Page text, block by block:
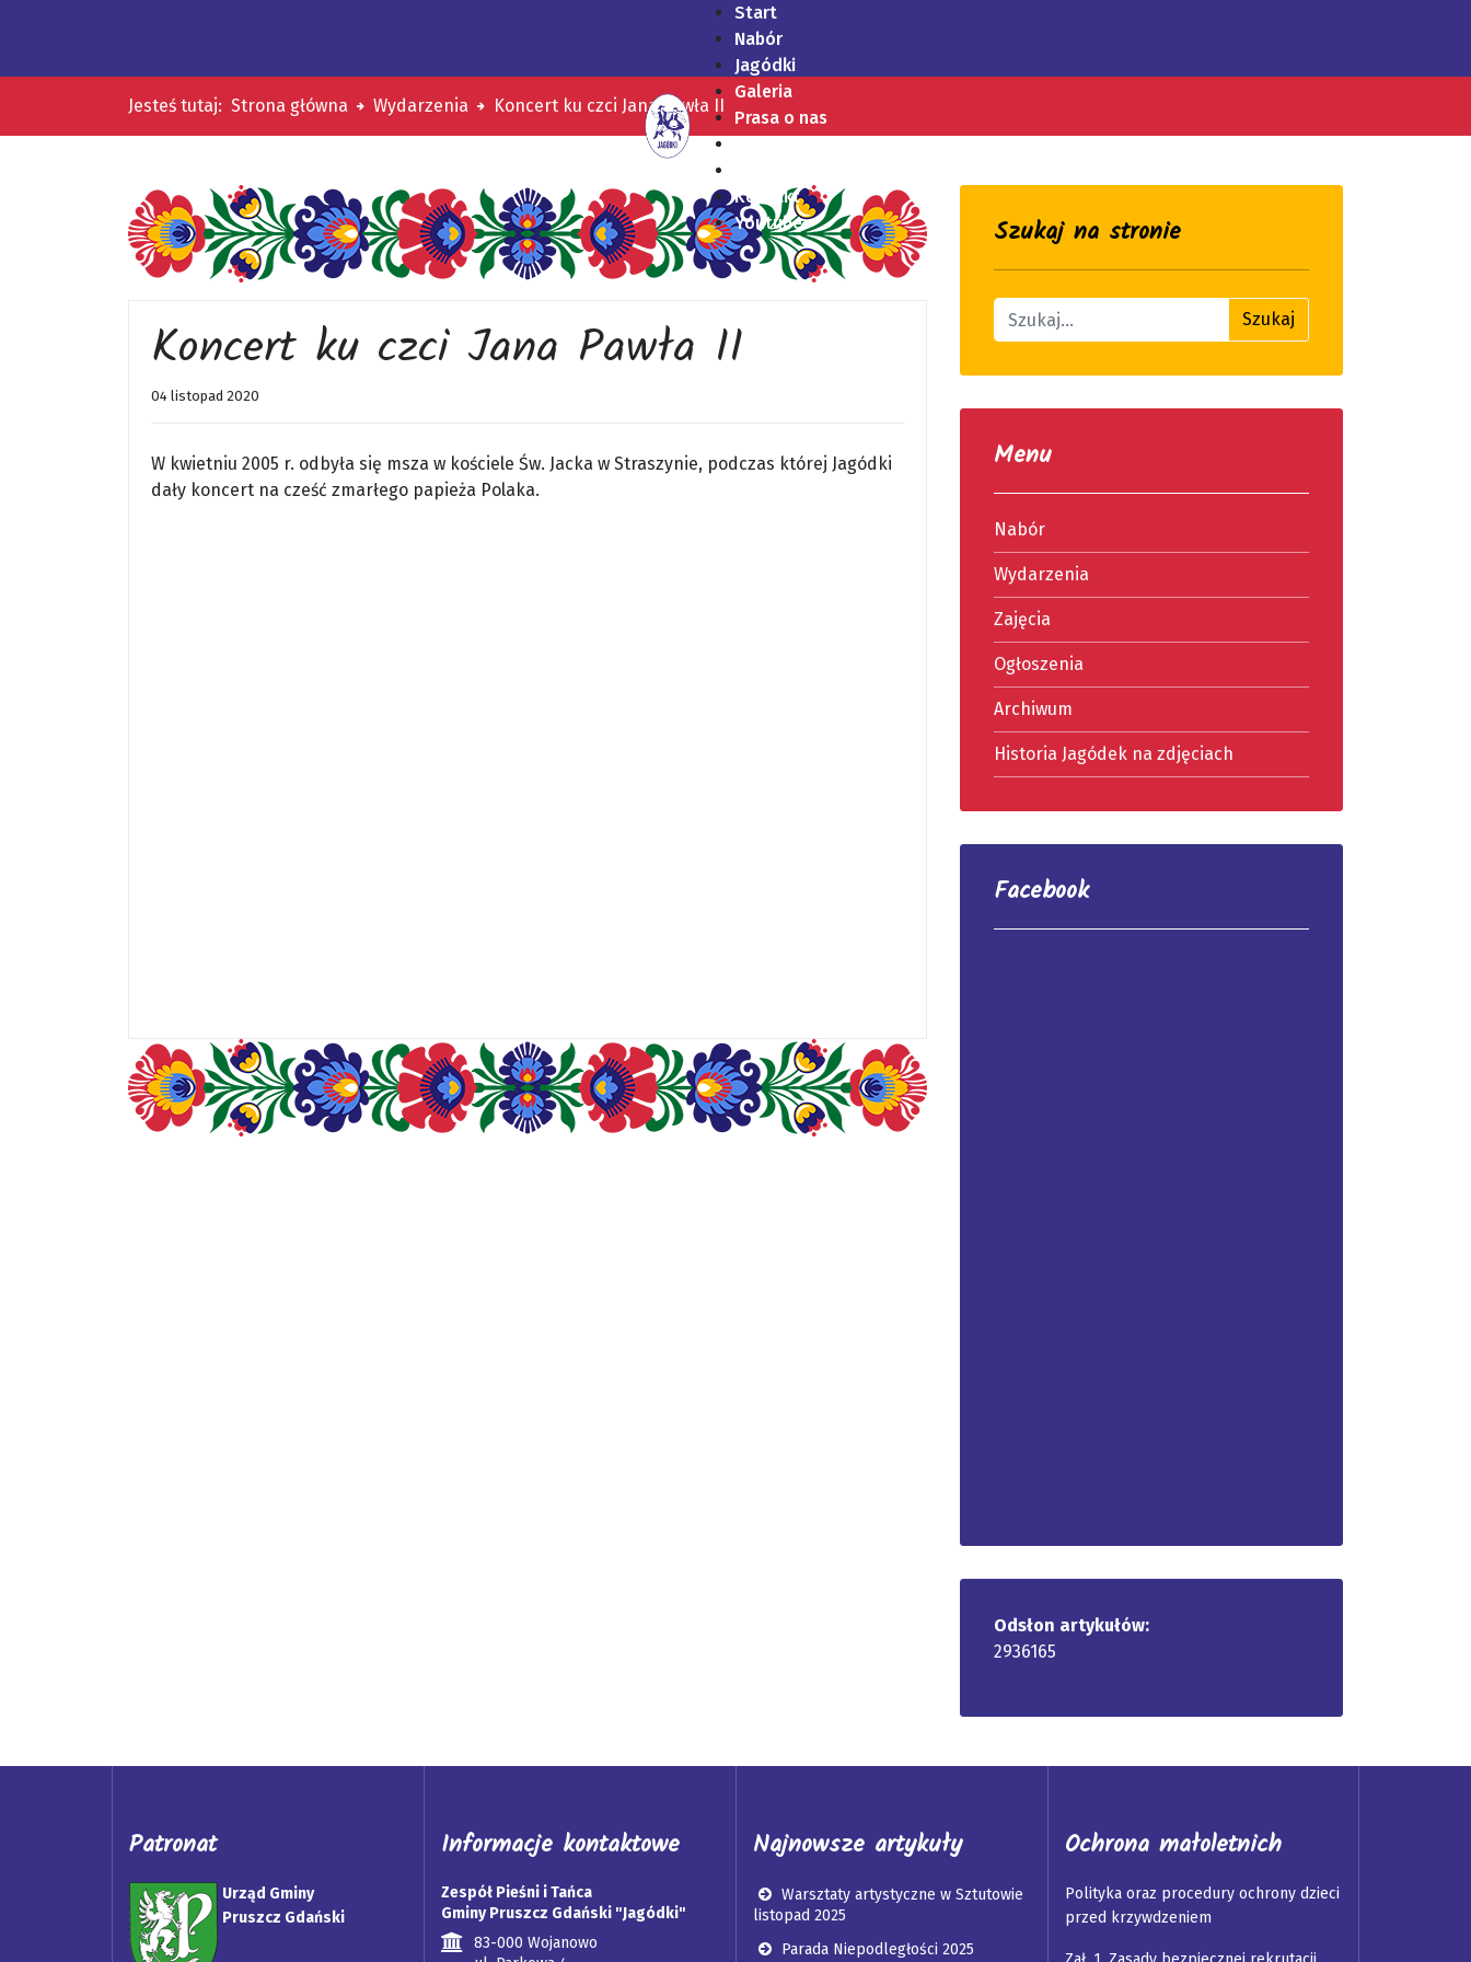
Start
Nabór
Jagódki
Galeria
Prasa o nas
Kontakt
Youtube
Jesteś tutaj: Strona główna Wydarzenia Koncert ku czci Jana Pawła II
Koncert ku czci Jana Pawła II
04 listopad 2020
W kwietniu 2005 r. odbyła się msza w kościele Św. Jacka w Straszynie, podczas której Jagódki
dały koncert na cześć zmarłego papieża Polaka.
Szukaj na stronie
Znajdź na stronie Szukaj
Menu
Nabór
Wydarzenia
Zajęcia
Ogłoszenia
Archiwum
Historia Jagódek na zdjęciach
Facebook
Odsłon artykułów:
2936165
Patronat
Urząd Gminy
Pruszcz Gdański
Informacje kontaktowe
Zespół Pieśni i Tańca
Gminy Pruszcz Gdański "Jagódki"
83-000 Wojanowo
Najnowsze artykuły
Warsztaty artystyczne w Sztutowie
listopad 2025
Parada Niepodległości 2025
Ochrona małoletnich
Polityka oraz procedury ochrony dzieci
przed krzywdzeniem